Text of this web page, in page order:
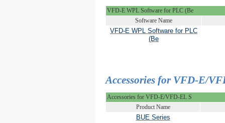
VFD-E WPL Software for PLC (Be
Software Name
VFD-E WPL Software for PLC
(Be
Accessories for VFD-E/
Accessories for VFD-E/VFD-EL S
Product Name
BUE Series